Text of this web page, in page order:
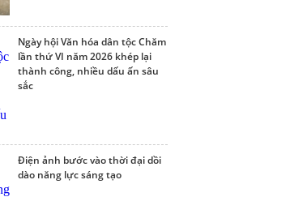
Ngày hội Văn hóa dân tộc Chăm
lần thứ VI năm 2026 khép lại
thành công, nhiều dấu ấn sâu
sắc
Điện ảnh bước vào thời đại dồi
dào năng lực sáng tạo